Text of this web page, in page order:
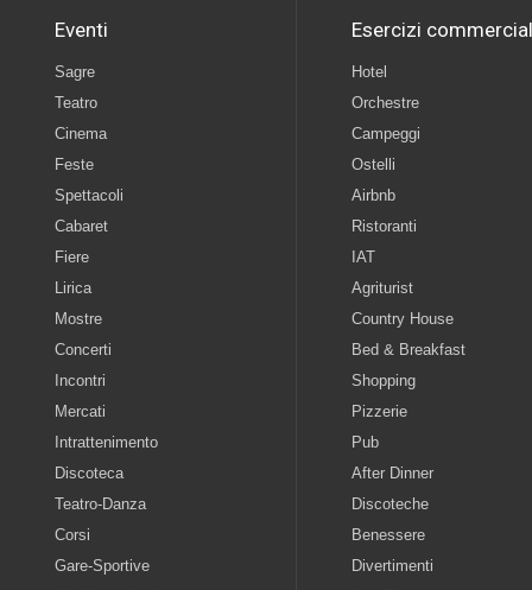
Eventi
Sagre
Teatro
Cinema
Feste
Spettacoli
Cabaret
Fiere
Lirica
Mostre
Concerti
Incontri
Mercati
Intrattenimento
Discoteca
Teatro-Danza
Corsi
Gare-Sportive
Esercizi
Hotel
Orchestre
Campeggi
Ostelli
Airbnb
Ristoranti
IAT
Agriturist
Country House
Bed & Breakfast
Shopping
Pizzerie
Pub
After Dinner
Discoteche
Benessere
Divertimenti